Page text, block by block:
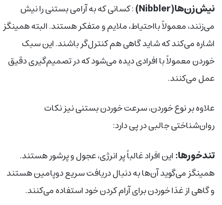
نیش‌زن‌ها(Nibbler)
: کسانی که به‌ آرامی بستنی را نیش
می‌زنند، معمولاً بااحتیاط، ملایم و متفکر هستند. البته همینگز
اشاره می‌کند که شاید گاهی هم کنترل‌گر باشند. این سبک
خوردن معمولاً با افرادی دیده می‌شود که در تصمیم‌گیری دقیق
عمل می‌کنند.
علاوه بر نوع خوردن، سرعت خوردن بستنی نیز نکات
روان‌شناختی جالبی در پی دارد:
تندخورها: این افراد غالباً پر انرژی، عجول و پرشور هستند.
همینگز می‌گوید آن‌ها به دنبال دریافت سریع دوپامین هستند
و گاهی از غذا خوردن برای آرام کردن خود استفاده می‌کنند.